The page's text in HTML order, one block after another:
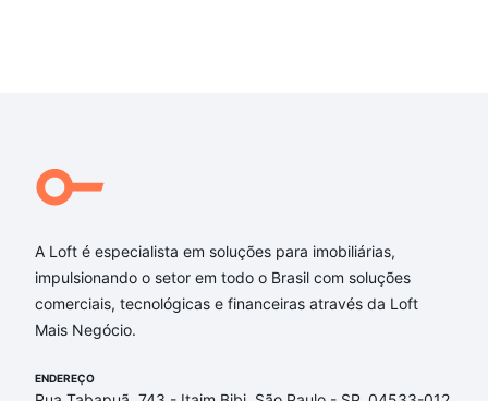
A Loft é especialista em soluções para imobiliárias,
impulsionando o setor em todo o Brasil com soluções
comerciais, tecnológicas e financeiras através da Loft
Mais Negócio.
ENDEREÇO